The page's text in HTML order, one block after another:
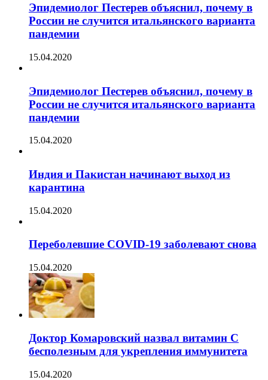
Эпидемиолог Пестерев объяснил, почему в
России не случится итальянского варианта
пандемии
15.04.2020
Эпидемиолог Пестерев объяснил, почему в
России не случится итальянского варианта
пандемии
15.04.2020
Индия и Пакистан начинают выход из
карантина
15.04.2020
Переболевшие COVID-19 заболевают снова
15.04.2020
Доктор Комаровский назвал витамин C
бесполезным для укрепления иммунитета
15.04.2020